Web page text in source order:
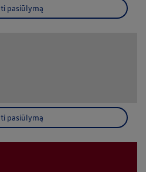
pasiūlymą
pasiūlymą